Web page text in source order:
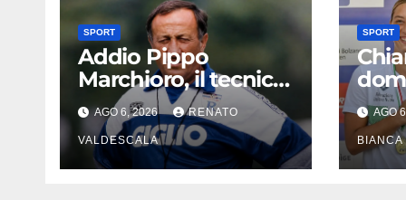
SPORT
Addio Pippo
Marchioro, il tecnico
delle promozioni:
«Ha scritto pagine
indimenticabili del
nostro calcio»
AGO 6, 2026 RENATO
VALDESCALA
SPORT
di
inAGO
BIANCA